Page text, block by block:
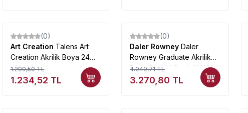
%5
(0)
Art Creation Talens Art
Creation Akrilik Boya 24
x12ml Set
1.299,50TL
1.234,52 TL
%19
(0)
Daler Rowney Daler
Rowney Graduate Akrilik
Boya Seti 24 Renk 123 900
024
4.049,71TL
3.270,80 TL